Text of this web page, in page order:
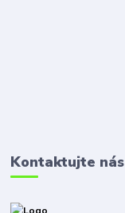
Kontaktujte nás